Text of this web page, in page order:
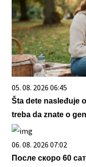
05. 08. 2026 06:45
Šta dete nasleđuje
treba da znate o
06. 08. 2026 07:02
После скоро 60